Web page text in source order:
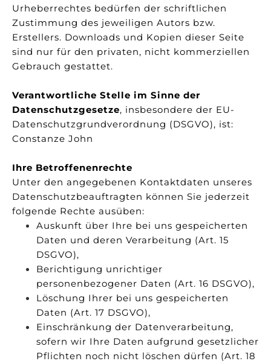
Urheberrechtes bedürfen der schriftlichen
Zustimmung des jeweiligen Autors bzw.
Erstellers. Downloads und Kopien dieser Seite
sind nur für den privaten, nicht kommerziellen
Gebrauch gestattet.
Verantwortliche Stelle im Sinne der
Datenschutzgesetze, insbesondere der EU-
Datenschutzgrundverordnung (DSGVO), ist:
Constanze John
Ihre Betroffenenrechte
Unter den angegebenen Kontaktdaten unseres
Datenschutzbeauftragten können Sie jederzeit
folgende Rechte ausüben:
Auskunft über Ihre bei uns gespeicherten
Daten und deren Verarbeitung (Art. 15
DSGVO),
Berichtigung unrichtiger
personenbezogener Daten (Art. 16 DSGVO),
Löschung Ihrer bei uns gespeicherten
Daten (Art. 17 DSGVO),
Einschränkung der Datenverarbeitung,
sofern wir Ihre Daten aufgrund gesetzlicher
Pflichten noch nicht löschen dürfen (Art. 18